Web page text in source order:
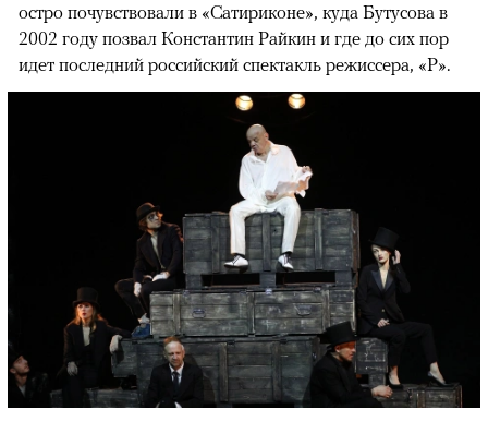
остро почувствовали в «Сатириконе», куда Бутусова в
2002 году позвал Константин Райкин и где до сих пор
идет последний российский спектакль режиссера, «Р».